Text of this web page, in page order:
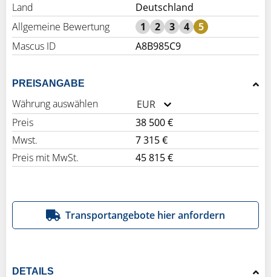
Land
Deutschland
Allgemeine Bewertung
1 2 3 4
5
Mascus ID
A8B985C9
PREISANGABE
Währung auswählen
EUR
Preis
38 500 €
Mwst.
7 315 €
Preis mit MwSt.
45 815 €
Transportangebote hier anfordern
DETAILS